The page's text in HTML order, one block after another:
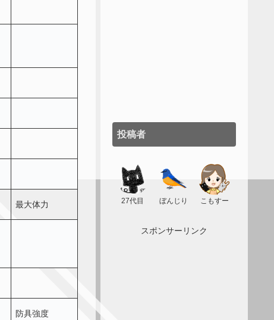
最大体力
防具強度
投稿者
27代目 ぼんじり こもすー
スポンサーリンク